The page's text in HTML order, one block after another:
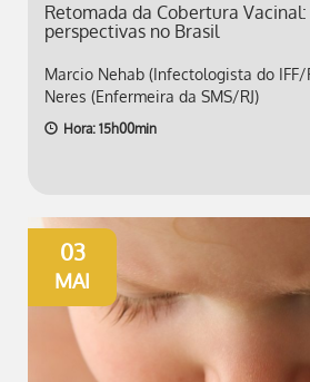
Retomada da Cobertura Vacinal:
perspectivas no Brasil
Marcio Nehab (Infectologista do IFF/
Neres (Enfermeira da SMS/RJ)
Hora: 15h00min
03
MAI